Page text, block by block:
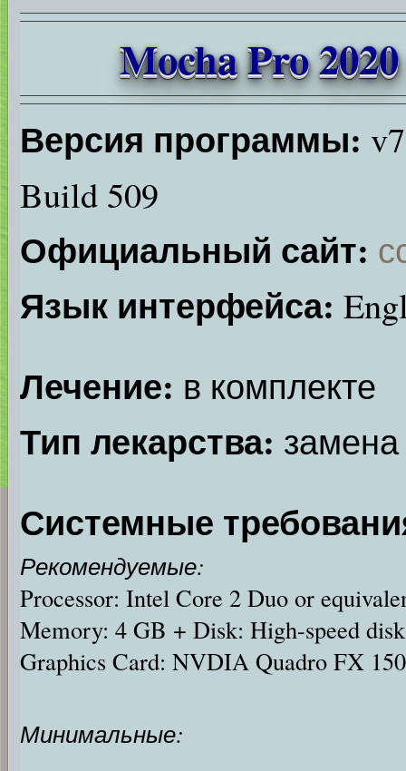
Mocha Pro
Версия программы:
Build 509
Официальный сайт:
Язык интерфейса:
Лечение: в комплекте
Тип лекарства:
Системные
Рекомендуемые:
Processor: Intel Core 2 Duo or
Memory: 4 GB + Disk: High-speed
Graphics Card: NVDIA Quadro FX
Минимальные: